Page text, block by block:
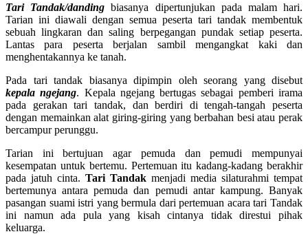
Tari Tandak/danding biasanya dipertunjukan pada malam hari.
Tarian ini diawali dengan semua peserta tari tandak membentuk
sebuah lingkaran dan saling berpegangan pundak setiap peserta.
Lantas para peserta berjalan sambil mengangkat kaki dan
menghentakannya ke tanah.
Pada tari tandak biasanya dipimpin oleh seorang yang disebut
kepala ngejang. Kepala ngejang bertugas sebagai pemberi irama
pada gerakan tari tandak, dan berdiri di tengah-tangah peserta
dengan memainkan alat giring-giring yang berbahan besi atau perak
bercampur perunggu.
Tarian ini bertujuan agar pemuda dan pemudi mempunyai
kesempatan untuk bertemu. Pertemuan itu kadang-kadang berakhir
pada jatuh cinta. Tari Tandak menjadi media silaturahmi tempat
bertemunya antara pemuda dan pemudi antar kampung. Banyak
pasangan suami istri yang bermula dari pertemuan acara tari Tandak
ini namun ada pula yang kisah cintanya tidak direstui pihak
keluarga.